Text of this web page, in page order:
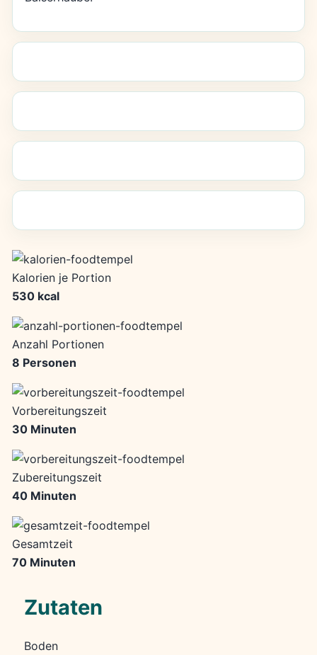
Kalorien je Portion
530 kcal
Anzahl Portionen
8 Personen
Vorbereitungszeit
30 Minuten
Zubereitungszeit
40 Minuten
Gesamtzeit
70 Minuten
Zutaten
Boden